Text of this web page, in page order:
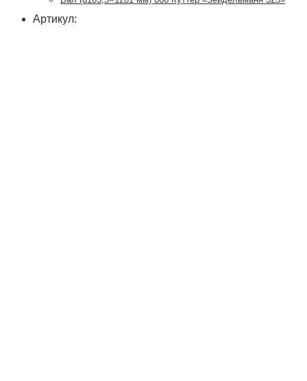
Артикул: